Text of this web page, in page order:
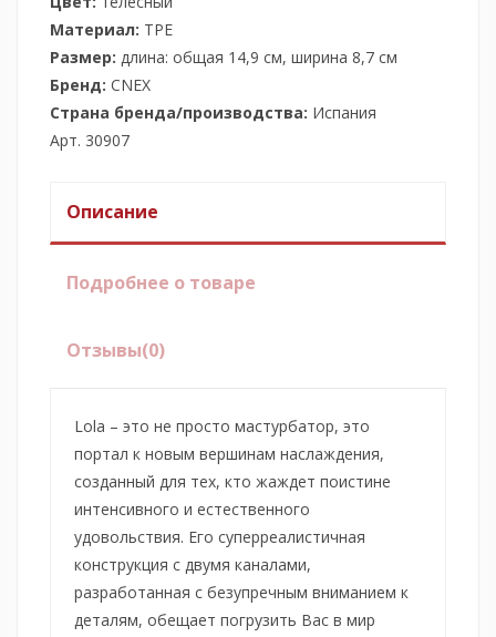
Материал: ТPЕ
Размер: длина: общая 14,9 см, ширина 8,7 см
Бренд: CNEX
Страна бренда/производства: Испания
Арт. 30907
Описание
Подробнее о товаре
Отзывы(0)
Lola – это не просто мастурбатор, это
портал к новым вершинам наслаждения,
созданный для тех, кто жаждет поистине
интенсивного и естественного
удовольствия. Его суперреалистичная
конструкция с двумя каналами,
разработанная с безупречным вниманием к
деталям, обещает погрузить Вас в мир